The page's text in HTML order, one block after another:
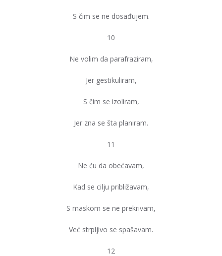
S čim se ne dosađujem.
10
Ne volim da parafraziram,
Jer gestikuliram,
S čim se izoliram,
Jer zna se šta planiram.
11
Ne ću da obećavam,
Kad se cilju približavam,
S maskom se ne prekrivam,
Već strpljivo se spašavam.
12